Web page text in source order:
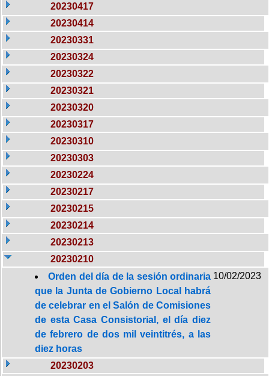
20230417
20230414
20230331
20230324
20230322
20230321
20230320
20230317
20230310
20230303
20230224
20230217
20230215
20230214
20230213
20230210
Orden del día de la sesión ordinaria
que la Junta de Gobierno Local habrá
de celebrar en el Salón de Comisiones
de esta Casa Consistorial, el día diez
de febrero de dos mil veintitrés, a las
diez horas
10/02/2023
20230203